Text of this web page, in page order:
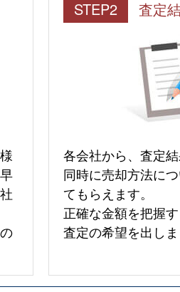
STEP2 査定
各会社から、査定結
同時に売却方法に
てもらえます。
正確な金額を把握
査定の希望を出しま